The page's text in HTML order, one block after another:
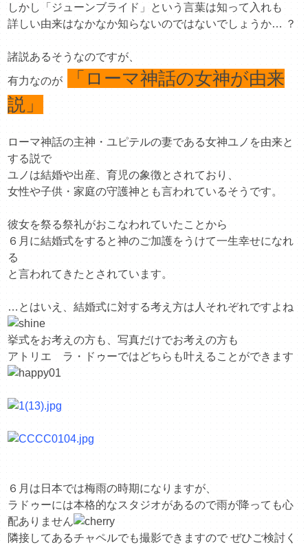
しかし「ジューンブライド」という言葉は知って入れも
詳しい由来はなかなか知らないのではないでしょうか… ？
諸説あるそうなのですが、
有力なのが
「ローマ神話の女神が由来
説」
ローマ神話の主神・ユピテルの妻である女神ユノを由来と
する説で
ユノは結婚や出産、育児の象徴とされており、
女性や子供・家庭の守護神とも言われているそうです。
彼女を祭る祭礼がおこなわれていたことから
６月に結婚式をすると神のご加護をうけて一生幸せになれ
る
と言われてきたとされています。
…とはいえ、結婚式に対する考え方は人それぞれですよね
挙式をお考えの方も、写真だけでお考えの方も
アトリエ ラ・ドゥーではどちらも叶えることができます
６月は日本では梅雨の時期になりますが、
ラドゥーには本格的なスタジオがあるので雨が降っても心
配ありません
隣接してあるチャペルでも撮影できますので ぜひご検討く